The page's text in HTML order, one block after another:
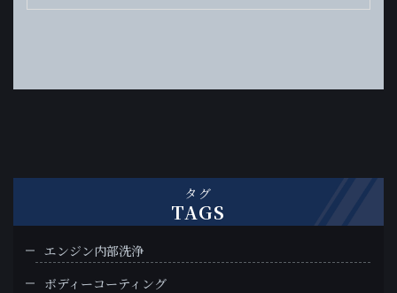
タグ
TAGS
エンジン内部洗浄
ボディーコーティング